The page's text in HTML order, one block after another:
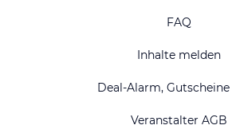
FAQ
Inhalte melden
Deal-Alarm,
Veranstalter AGB